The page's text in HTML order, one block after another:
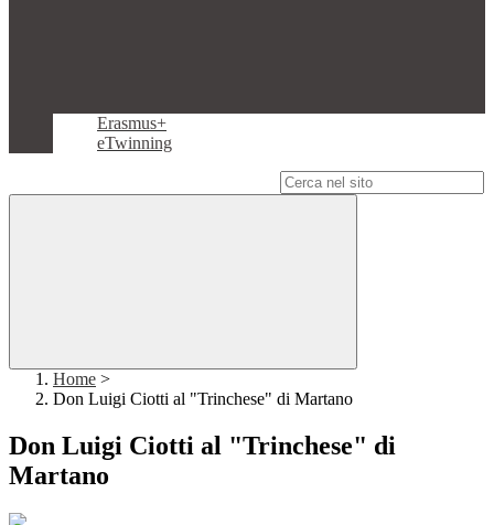
Erasmus+
eTwinning
Home >
Don Luigi Ciotti al "Trinchese" di Martano
Don Luigi Ciotti al "Trinchese" di
Martano